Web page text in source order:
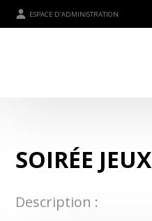
ESPACE D'ADMINISTRATION
SOIRÉE JEUX
Description :